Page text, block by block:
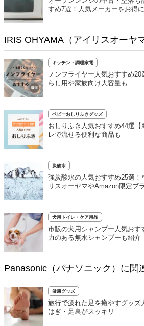
すめ7選！人気メーカーをお得に
IRIS OHYAMA（アイリスオーヤ
キッチン・調理家電
ノンフライヤー人気おすすめ
らし用や家族向け大容量も
ベビーおしりふきグッズ
おしりふき人気おすすめ44選
レで流せる便利な商品も
炭酸水
強炭酸水の人気おすすめ25選
リスオーヤマやAmazon限定ブ
犬用トイレ・ケア用品
市販の犬用シャンプー人気おす
力のある無水シャンプーも紹介
Panasonic（パナソニック）に関
健康グッズ
旅行で疲れた足を癒やすグッズ
はぎ・足裏がスッキリ